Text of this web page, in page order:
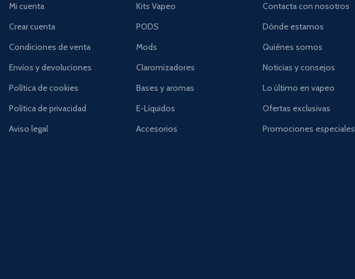
Mi cuenta
Crear cuenta
Condiciones de venta
Envíos y devoluciones
Política de cookies
Política de privacidad
Aviso legal
Kits Vapeo
PODS
Mods
Claromizadores
Bases y aromas
E-Líquidos
Accesorios
Contacta con nosotros
Dónde estamos
Quiénes somos
Noticias y consejos
Lo último en vapeo
Ofertas exclusivas
Promociones especiales